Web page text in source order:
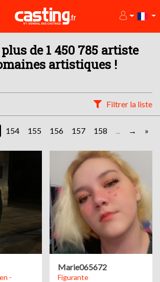
de 1 450 785 artiste
artistiques !
Filtrer la liste
154 155 156 157 158 ... »
-
Marie065672
Figurante